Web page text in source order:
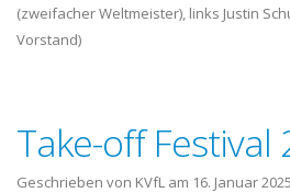
(zweifacher Weltmeister), links Justin
Vorstand)
Take-off Festival
Geschrieben von KVfL am 16. Januar 2025